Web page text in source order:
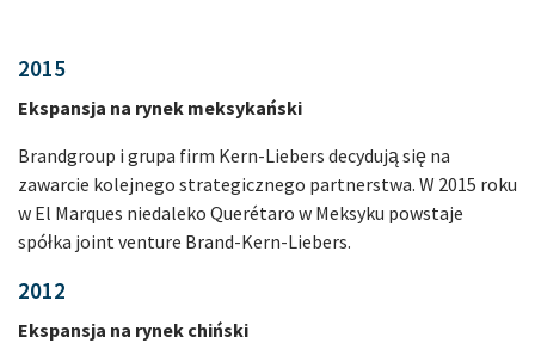
2015
Ekspansja na rynek meksykański
Brandgroup i grupa firm Kern-Liebers decydują się na
zawarcie kolejnego strategicznego partnerstwa. W 2015 roku
w El Marques niedaleko Querétaro w Meksyku powstaje
spółka joint venture Brand-Kern-Liebers.
2012
Ekspansja na rynek chiński